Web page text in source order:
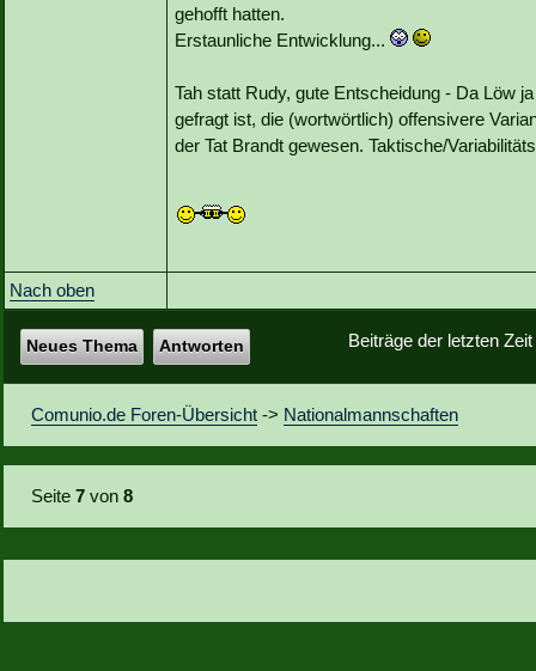
gehofft hatten.
Erstaunliche Entwicklung...
Tah statt Rudy, gute Entscheidung - Da Löw
gefragt ist, die (wortwörtlich) offensivere
der Tat Brandt gewesen. Taktische/
Nach oben
Beiträge der letzten
Neues Thema Antworten
Comunio.de Foren-Übersicht -> Nationalmannschaften
Seite7 von8